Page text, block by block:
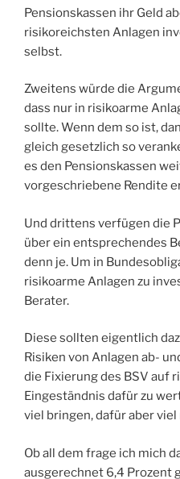
Pensionskassen ihr Geld
risikoreichsten Anlagen
selbst.
Zweitens würde die
dass nur in risikoarme
sollte. Wenn dem so ist,
gleich gesetzlich so
es den Pensionskassen
vorgeschriebene Rendite
Und drittens verfügen die
über ein entsprechendes
denn je. Um in
risikoarme Anlagen zu
Berater.
Diese sollten eigentlich
Risiken von Anlagen ab-
die Fixierung des BSV auf
Eingeständnis dafür zu
viel bringen, dafür aber
Ob all dem frage ich mich
ausgerechnet 6,4 Prozent